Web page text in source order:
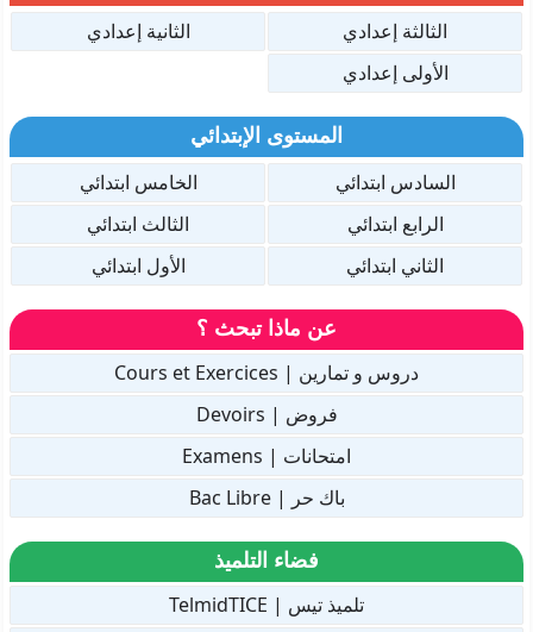
الثالثة إعدادي
الثانية إعدادي
الأولى إعدادي
المستوى الإبتدائي
السادس ابتدائي
الخامس ابتدائي
الرابع ابتدائي
الثالث ابتدائي
الثاني ابتدائي
الأول ابتدائي
عن ماذا تبحث ؟
دروس و تمارين | Cours et Exercices
فروض | Devoirs
امتحانات | Examens
باك حر | Bac Libre
فضاء التلميذ
تلميذ تيس | TelmidTICE